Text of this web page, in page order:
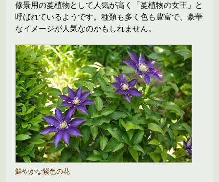
修景用の蔓植物として人気が高く「蔓植物の女王」と
呼ばれているようです。種類も多く色も豊富で、豪華
なイメージが人気なのかもしれません。
鮮やかな紫色の花